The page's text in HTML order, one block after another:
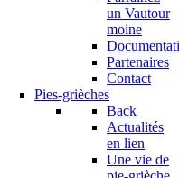
un Vautour
moine
Partenaires
Contact
Pies-grièches
Back
Actualités
en lien
Une vie de